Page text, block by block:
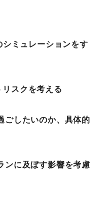
ミュレーションをす
スクを考える
したいのか、具体的
に及ぼす影響を考慮